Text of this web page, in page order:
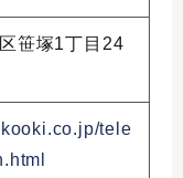
笹塚1丁目24
tele